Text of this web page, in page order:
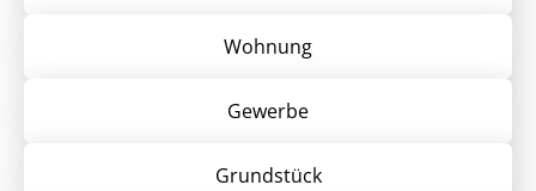
Wohnung
Gewerbe
Grund­stück